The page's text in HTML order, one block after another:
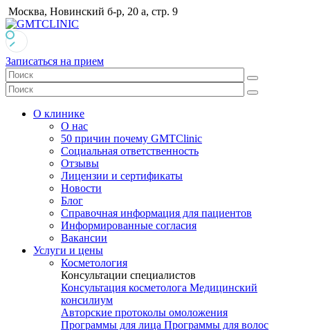
Москва, Новинский б-р, 20 а, стр. 9
Записаться на прием
О клинике
О нас
50 причин почему GMTClinic
Социальная ответственность
Отзывы
Лицензии и сертификаты
Новости
Блог
Справочная информация для пациентов
Информированные согласия
Вакансии
Услуги и цены
Косметология
Консультации специалистов
Консультация косметолога Медицинский
консилиум
Авторские протоколы омоложения
Программы для лица Программы для волос